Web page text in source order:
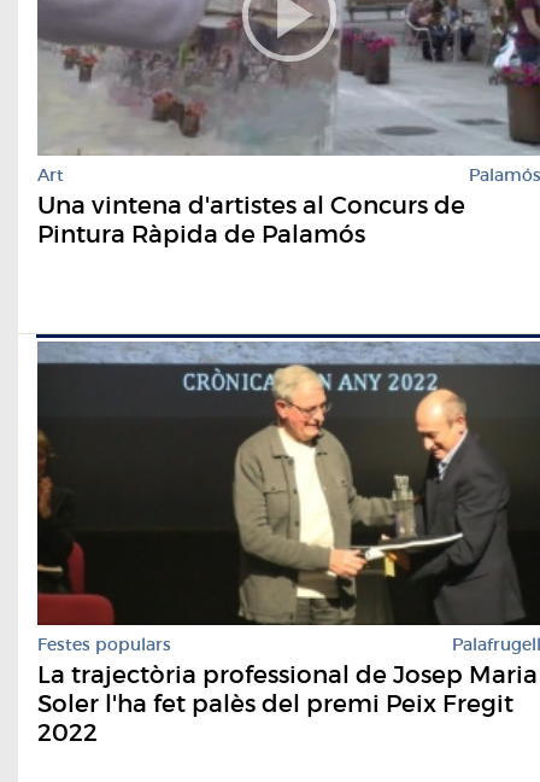
Art Palamós
Una vintena d'artistes al Concurs de
Pintura Ràpida de Palamós
Festes populars Palafrugell
La trajectòria professional de Josep Maria
Soler l'ha fet palès del premi Peix Fregit
2022